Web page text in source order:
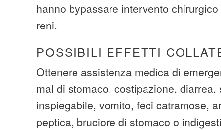
hanno bypassare intervento
reni.
POSSIBILI EFFETTI
Ottenere assistenza medica di
mal di stomaco, costipazione, diarrea,
inspiegabile, vomito, feci catramose,
peptica, bruciore di stomaco o